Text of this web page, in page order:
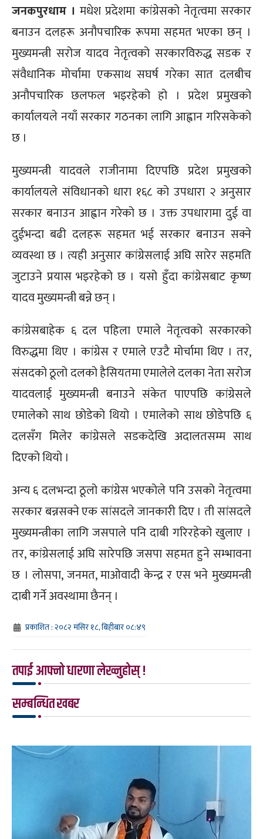
जनकपुरधाम । मधेश प्रदेशमा कांग्रेसको नेतृत्वमा सरकार
बनाउन दलहरू अनौपचारिक रूपमा सहमत भएका छन् ।
मुख्यमन्त्री सरोज यादव नेतृत्वको सरकारविरुद्ध सडक र
संवैधानिक मोर्चामा एकसाथ सघर्ष गरेका सात दलबीच
अनौपचारिक छलफल भइरहेको हो । प्रदेश प्रमुखको
कार्यालयले नयाँ सरकार गठनका लागि आह्वान गरिसकेको
छ ।
मुख्यमन्त्री यादवले राजीनामा दिएपछि प्रदेश प्रमुखको
कार्यालयले संविधानको धारा १६८ को उपधारा २ अनुसार
सरकार बनाउन आह्वान गरेको छ । उक्त उपधारामा दुई वा
दुईभन्दा बढी दलहरू सहमत भई सरकार बनाउन सक्ने
व्यवस्था छ । त्यही अनुसार कांग्रेसलाई अघि सारेर सहमति
जुटाउने प्रयास भइरहेको छ । यसो हुँदा कांग्रेसबाट कृष्ण
यादव मुख्यमन्त्री बन्ने छन् ।
कांग्रेसबाहेक ६ दल पहिला एमाले नेतृत्वको सरकारको
विरुद्धमा थिए । कांग्रेस र एमाले एउटै मोर्चामा थिए । तर,
संसदको ठूलो दलको हैसियतमा एमालेले दलका नेता सरोज
यादवलाई मुख्यमन्त्री बनाउने संकेत पाएपछि कांग्रेसले
एमालेको साथ छोडेको थियो । एमालेको साथ छोडेपछि ६
दलसँग मिलेर कांग्रेसले सडकदेखि अदालतसम्म साथ
दिएको थियो ।
अन्य ६ दलभन्दा ठूलो कांग्रेस भएकोले पनि उसको नेतृत्वमा
सरकार बन्नसक्ने एक सांसदले जानकारी दिए । ती सांसदले
मुख्यमन्त्रीका लागि जसपाले पनि दाबी गरिरहेको खुलाए ।
तर, कांग्रेसलाई अघि सारेपछि जसपा सहमत हुने सम्भावना
छ । लोसपा, जनमत, माओवादी केन्द्र र एस भने मुख्यमन्त्री
दाबी गर्ने अवस्थामा छैनन् ।
प्रकाशित : २०८२ मंसिर १८, बिहीबार ०८:४९
तपाई आफ्नो धारणा लेख्नुहोस् !
सम्बन्धित खबर